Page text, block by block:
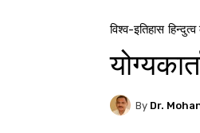
विश्व-इतिहास
By Dr.